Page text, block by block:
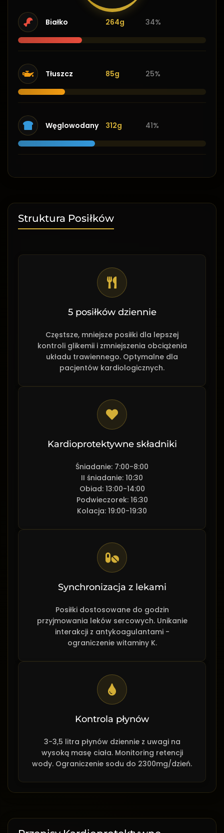
Białko 264g 34%
Tłuszcz 85g 25%
Węglowodany 312g 41%
Struktura Posiłków
5 posiłków dziennie
Częstsze, mniejsze posiłki dla lepszej
kontroli glikemii i zmniejszenia obciążenia
układu trawiennego. Optymalne dla
pacjentów kardiologicznych.
Kardioprotektywne składniki
Śniadanie: 7:00-8:00
II śniadanie: 10:30
Obiad: 13:00-14:00
Podwieczorek: 16:30
Kolacja: 19:00-19:30
Synchronizacja z lekami
Posiłki dostosowane do godzin
przyjmowania leków sercowych. Unikanie
interakcji z antykoagulantami -
ograniczenie witaminy K.
Kontrola płynów
3-3,5 litra płynów dziennie z uwagi na
wysoką masę ciała. Monitoring retencji
wody. Ograniczenie sodu do 2300mg/dzień.